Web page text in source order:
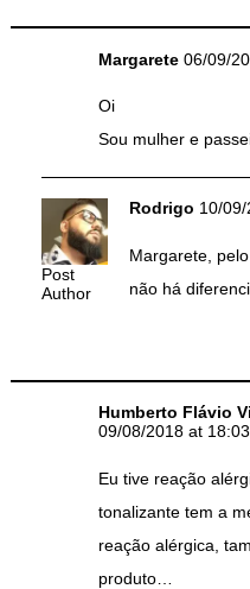
Margarete 06/09/
Oi
Sou mulher e
Post
Author
Rodrigo 10/
Margarete,
não há
Humberto Flávio
09/08/2018 at 18:03
Eu tive reação
tonalizante tem a
reação alérgica,
produto…